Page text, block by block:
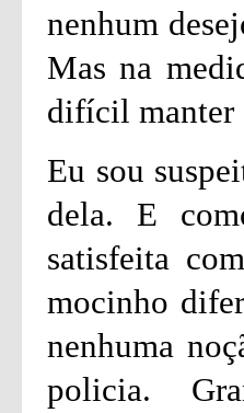
nenhum
Mas na
difícil manter
Eu sou
dela. E
satisfeita
mocinho
nenhuma
policia.